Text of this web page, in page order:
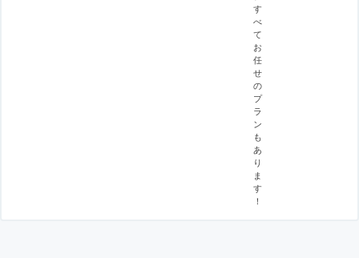
す
べ
て
お
任
せ
の
プ
ラ
ン
も
あ
り
ま
す
！